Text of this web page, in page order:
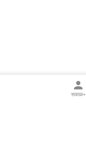
सकाळ+